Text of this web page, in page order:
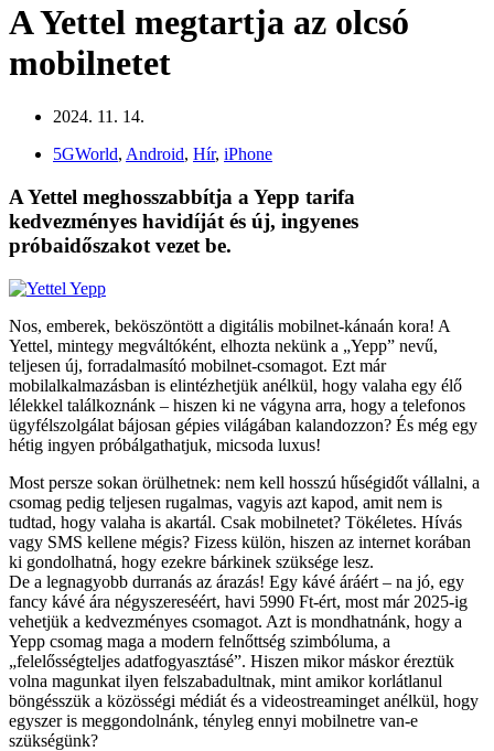
A Yettel megtartja az olcsó
mobilnetet
2024. 11. 14.
5GWorld, Android, Hír, iPhone
A Yettel meghosszabbítja a Yepp tarifa
kedvezményes havidíját és új, ingyenes
próbaidőszakot vezet be.
Nos, emberek, beköszöntött a digitális mobilnet-kánaán kora! A
Yettel, mintegy megváltóként, elhozta nekünk a „Yepp” nevű,
teljesen új, forradalmasító mobilnet-csomagot. Ezt már
mobilalkalmazásban is elintézhetjük anélkül, hogy valaha egy élő
lélekkel találkoznánk – hiszen ki ne vágyna arra, hogy a telefonos
ügyfélszolgálat bájosan gépies világában kalandozzon? És még egy
hétig ingyen próbálgathatjuk, micsoda luxus!
Most persze sokan örülhetnek: nem kell hosszú hűségidőt vállalni, a
csomag pedig teljesen rugalmas, vagyis azt kapod, amit nem is
tudtad, hogy valaha is akartál. Csak mobilnetet? Tökéletes. Hívás
vagy SMS kellene mégis? Fizess külön, hiszen az internet korában
ki gondolhatná, hogy ezekre bárkinek szüksége lesz.
De a legnagyobb durranás az árazás! Egy kávé áráért – na jó, egy
fancy kávé ára négyszereséért, havi 5990 Ft-ért, most már 2025-ig
vehetjük a kedvezményes csomagot. Azt is mondhatnánk, hogy a
Yepp csomag maga a modern felnőttség szimbóluma, a
„felelősségteljes adatfogyasztásé”. Hiszen mikor máskor éreztük
volna magunkat ilyen felszabadultnak, mint amikor korlátlanul
böngésszük a közösségi médiát és a videostreaminget anélkül, hogy
egyszer is meggondolnánk, tényleg ennyi mobilnetre van-e
szükségünk?